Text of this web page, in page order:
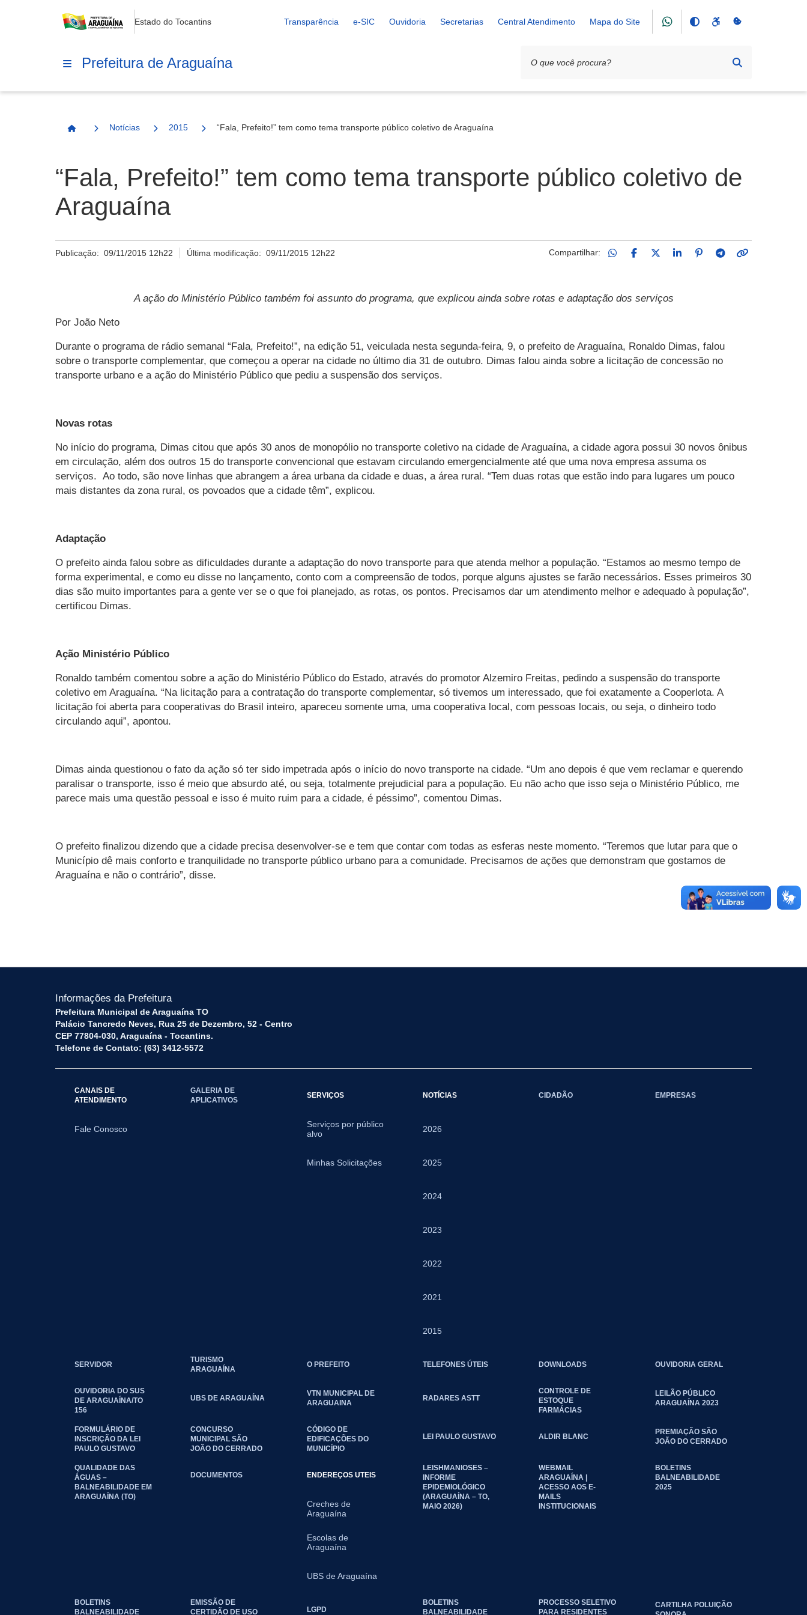
Estado do Tocantins Transparência e-SIC Ouvidoria Secretarias Central Atendimento Mapa do Site
Prefeitura de Araguaína
Página Inicial
Notícias 2015 “Fala, Prefeito!” tem como tema transporte público coletivo de Araguaína
“Fala, Prefeito!” tem como tema transporte público coletivo de
Araguaína
Publicação: 09/11/2015 12h22 Última modificação:09/11/2015 12h22 Compartilhar:
A ação do Ministério Público também foi assunto do programa, que explicou ainda sobre rotas e adaptação dos serviços
Por João Neto
Durante o programa de rádio semanal “Fala, Prefeito!”, na edição 51, veiculada nesta segunda-feira, 9, o prefeito de Araguaína, Ronaldo Dimas, falou
sobre o transporte complementar, que começou a operar na cidade no último dia 31 de outubro. Dimas falou ainda sobre a licitação de concessão no
transporte urbano e a ação do Ministério Público que pediu a suspensão dos serviços.
Novas rotas
No início do programa, Dimas citou que após 30 anos de monopólio no transporte coletivo na cidade de Araguaína, a cidade agora possui 30 novos ônibus
em circulação, além dos outros 15 do transporte convencional que estavam circulando emergencialmente até que uma nova empresa assuma os
serviços. Ao todo, são nove linhas que abrangem a área urbana da cidade e duas, a área rural. “Tem duas rotas que estão indo para lugares um pouco
mais distantes da zona rural, os povoados que a cidade têm”, explicou.
Adaptação
O prefeito ainda falou sobre as dificuldades durante a adaptação do novo transporte para que atenda melhor a população. “Estamos ao mesmo tempo de
forma experimental, e como eu disse no lançamento, conto com a compreensão de todos, porque alguns ajustes se farão necessários. Esses primeiros 30
dias são muito importantes para a gente ver se o que foi planejado, as rotas, os pontos. Precisamos dar um atendimento melhor e adequado à população”,
certificou Dimas.
Ação Ministério Público
Ronaldo também comentou sobre a ação do Ministério Público do Estado, através do promotor Alzemiro Freitas, pedindo a suspensão do transporte
coletivo em Araguaína. “Na licitação para a contratação do transporte complementar, só tivemos um interessado, que foi exatamente a Cooperlota. A
licitação foi aberta para cooperativas do Brasil inteiro, apareceu somente uma, uma cooperativa local, com pessoas locais, ou seja, o dinheiro todo
circulando aqui”, apontou.
Dimas ainda questionou o fato da ação só ter sido impetrada após o início do novo transporte na cidade. “Um ano depois é que vem reclamar e querendo
paralisar o transporte, isso é meio que absurdo até, ou seja, totalmente prejudicial para a população. Eu não acho que isso seja o Ministério Público, me
parece mais uma questão pessoal e isso é muito ruim para a cidade, é péssimo”, comentou Dimas.
O prefeito finalizou dizendo que a cidade precisa desenvolver-se e tem que contar com todas as esferas neste momento. “Teremos que lutar para que o
Município dê mais conforto e tranquilidade no transporte público urbano para a comunidade. Precisamos de ações que demonstram que gostamos de
Araguaína e não o contrário”, disse.
Informações da Prefeitura
Prefeitura Municipal de Araguaína TO
Palácio Tancredo Neves, Rua 25 de Dezembro, 52 - Centro
CEP 77804-030, Araguaína - Tocantins.
Telefone de Contato: (63) 3412-5572
CANAIS DE
ATENDIMENTO
Fale Conosco
GALERIA DE
APLICATIVOS
SERVIÇOS
Serviços por público
alvo
Minhas Solicitações
NOTÍCIAS
2026
2025
2024
2023
2022
2021
2015
CIDADÃO EMPRESAS
SERVIDOR
TURISMO
ARAGUAÍNA
O PREFEITO TELEFONES ÚTEIS DOWNLOADS OUVIDORIA GERAL
OUVIDORIA DO SUS
DE ARAGUAÍNA/TO
156
UBS DE ARAGUAÍNA
VTN MUNICIPAL DE
ARAGUAINA
RADARES ASTT
CONTROLE DE
ESTOQUE
FARMÁCIAS
LEILÃO PÚBLICO
ARAGUAÍNA 2023
FORMULÁRIO DE
INSCRIÇÃO DA LEI
PAULO GUSTAVO
CONCURSO
MUNICIPAL SÃO
JOÃO DO CERRADO
CÓDIGO DE
EDIFICAÇÕES DO
MUNICÍPIO
LEI PAULO GUSTAVO ALDIR BLANC
PREMIAÇÃO SÃO
JOÃO DO CERRADO
QUALIDADE DAS
ÁGUAS –
BALNEABILIDADE EM
ARAGUAÍNA (TO)
DOCUMENTOS ENDEREÇOS UTEIS
Creches de
Araguaína
Escolas de
Araguaína
UBS de Araguaína
LEISHMANIOSES –
INFORME
EPIDEMIOLÓGICO
(ARAGUAÍNA – TO,
MAIO 2026)
WEBMAIL
ARAGUAÍNA |
ACESSO AOS E-
MAILS
INSTITUCIONAIS
BOLETINS
BALNEABILIDADE
2025
BOLETINS
BALNEABILIDADE
EMISSÃO DE
CERTIDÃO DE USO
LGPD
BOLETINS
BALNEABILIDADE
PROCESSO SELETIVO
PARA RESIDENTES
CARTILHA POLUIÇÃO